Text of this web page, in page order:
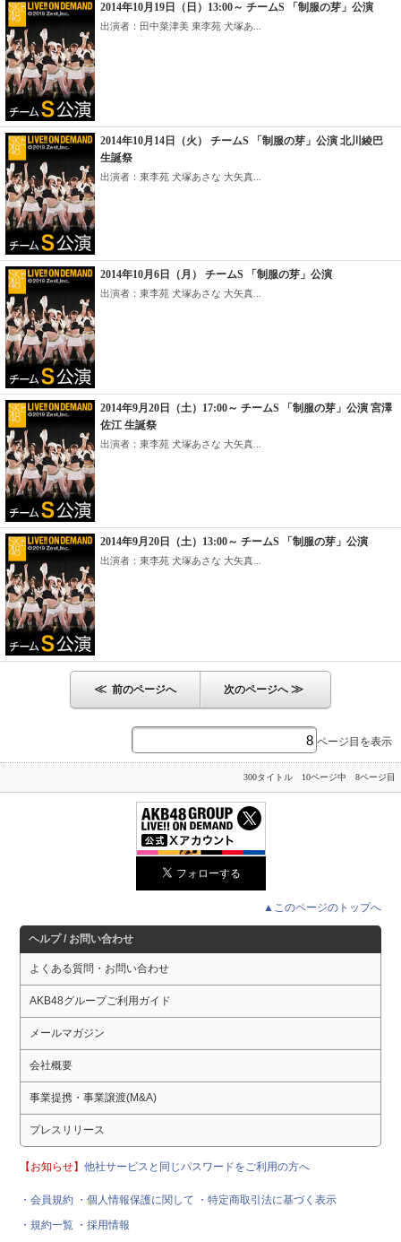
2014年10月19日（日）13:00～ チームS 「制服の芽」公演
出演者：田中菜津美 東李苑 犬塚あ...
2014年10月14日（火） チームS 「制服の芽」公演 北川綾巴
生誕祭
出演者：東李苑 犬塚あさな 大矢真...
2014年10月6日（月） チームS 「制服の芽」公演
出演者：東李苑 犬塚あさな 大矢真...
2014年9月20日（土）17:00～ チームS 「制服の芽」公演 宮澤
佐江 生誕祭
出演者：東李苑 犬塚あさな 大矢真...
2014年9月20日（土）13:00～ チームS 「制服の芽」公演
出演者：東李苑 犬塚あさな 大矢真...
≪ 前のページへ 次のページへ≫
ページ目を表示
300タイトル 10ページ中 8ページ目
▲このページのトップへ
ヘルプ / お問い合わせ
よくある質問・お問い合わせ
AKB48グループご利用ガイド
メールマガジン
会社概要
事業提携・事業譲渡(M&A)
プレスリリース
【お知らせ】他社サービスと同じパスワードをご利用の方へ
・会員規約 ・個人情報保護に関して
・特定商取引法に基づく表示
・規約一覧 ・採用情報